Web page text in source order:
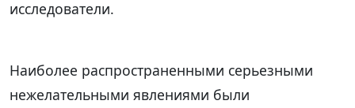
исследователи.
Наиболее распространенными серьезными
нежелательными явлениями были